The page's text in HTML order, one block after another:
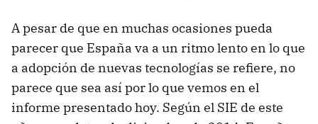
A pesar de que en muchas ocasiones pueda
parecer que España va a un ritmo lento en lo que
a adopción de nuevas tecnologías se refiere, no
parece que sea así por lo que vemos en el
informe presentado hoy. Según el SIE de este